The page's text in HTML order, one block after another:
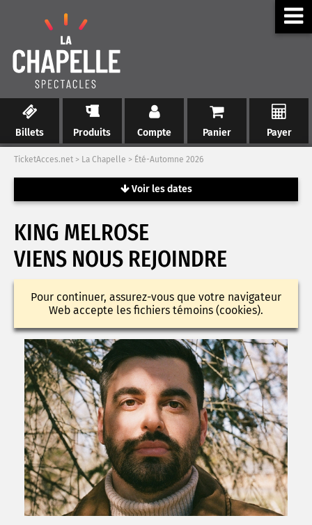
Billets Produits Compte Panier Payer
TicketAcces.net > La Chapelle > Été-Automne 2026
Voir les dates
KING MELROSE
VIENS NOUS REJOINDRE
Pour continuer, assurez-vous que votre navigateur
Web accepte les fichiers témoins (cookies).